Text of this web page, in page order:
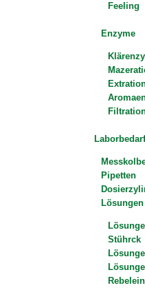
Feeling
Enzyme
Laborbedarf
Pipetten
Lösungen
Stührck
Rebelein